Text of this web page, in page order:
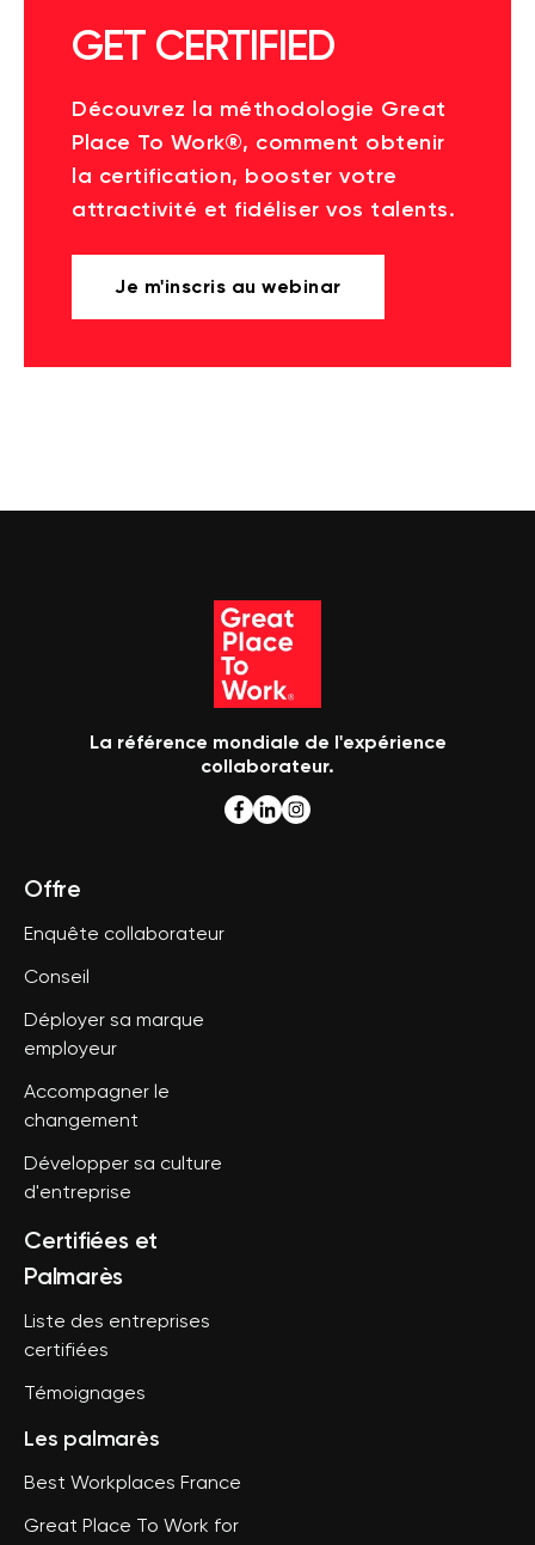
GET CERTIFIED
Découvrez la méthodologie Great
Place To Work®, comment obtenir
la certification, booster votre
attractivité et fidéliser vos talents.
Je m'inscris au webinar
La référence mondiale de l'expérience
collaborateur.
Offre
Enquête collaborateur
Conseil
Déployer sa marque
employeur
Accompagner le
changement
Développer sa culture
d'entreprise
Certifiées et
Palmarès
Liste des entreprises
certifiées
Témoignages
Les palmarès
Best Workplaces France
Great Place To Work for